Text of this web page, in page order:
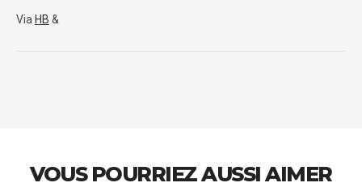
Via HB &
VOUS POURRIEZ AUSSI AIMER